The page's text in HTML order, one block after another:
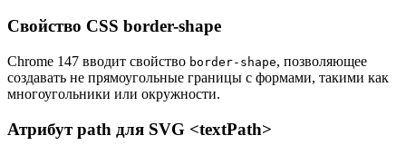
Свойство CSS border-shape
Chrome 147 вводит свойство border-shape, позволяющее
создавать не прямоугольные границы с формами, такими как
многоугольники или окружности.
Атрибут path для SVG <textPath>